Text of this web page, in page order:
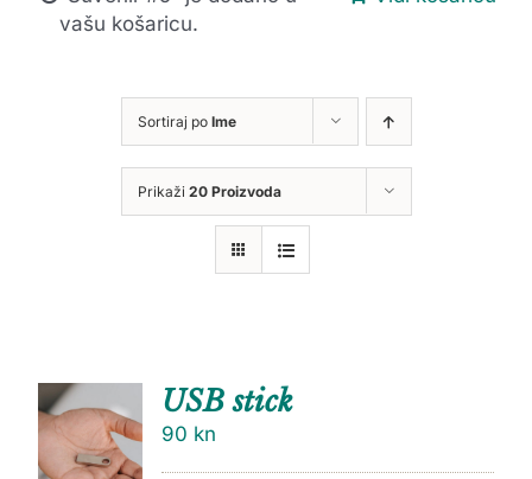
vašu košaricu.
Sortiraj po Ime
Prikaži 20 Proizvoda
DODAJ
USB stick
90 kn